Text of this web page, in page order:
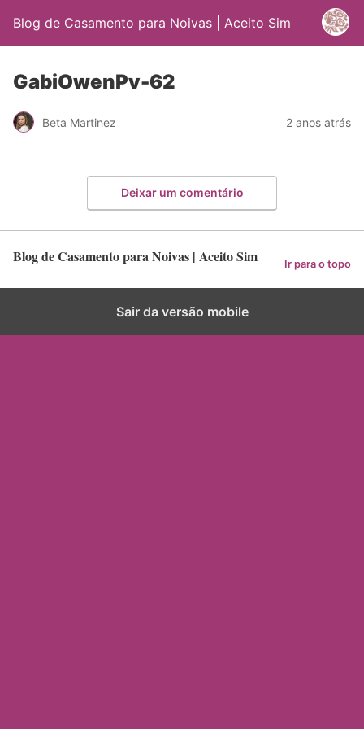
Blog de Casamento para Noivas | Aceito Sim
GabiOwenPv-62
Beta Martinez 2 anos atrás
Deixar um comentário
Blog de Casamento para Noivas | Aceito Sim Ir para o topo
Sair da versão mobile